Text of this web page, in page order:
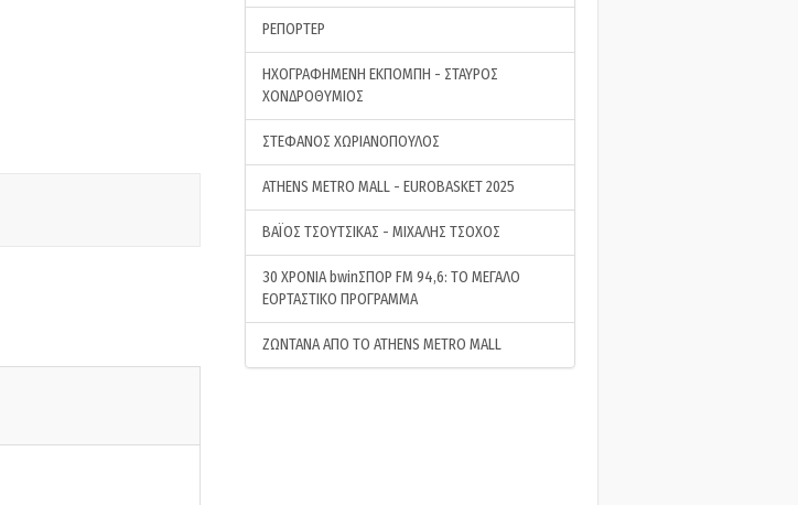
ΡΕΠΟΡΤΕΡ
ΗΧΟΓΡΑΦΗΜΕΝΗ ΕΚΠΟΜΠΗ - ΣΤΑΥΡΟΣ
ΧΟΝΔΡΟΘΥΜΙΟΣ
ΣΤΕΦΑΝΟΣ ΧΩΡΙΑΝΟΠΟΥΛΟΣ
ATHENS METRO MALL - EUROBASKET 2025
ΒΑΪΟΣ ΤΣΟΥΤΣΙΚΑΣ - ΜΙΧΑΛΗΣ ΤΣΟΧΟΣ
30 ΧΡΟΝΙΑ bwinΣΠΟΡ FM 94,6: ΤΟ ΜΕΓΑΛΟ
ΕΟΡΤΑΣΤΙΚΟ ΠΡΟΓΡΑΜΜΑ
ΖΩΝΤΑΝΑ ΑΠΟ ΤΟ ATHENS METRO MALL